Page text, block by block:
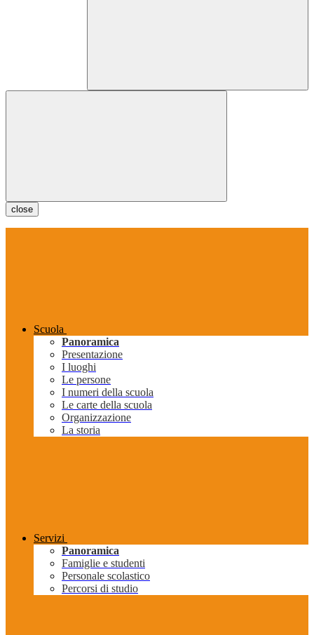
close
Scuola
Panoramica
Presentazione
I luoghi
Le persone
I numeri della scuola
Le carte della scuola
Organizzazione
La storia
Servizi
Panoramica
Famiglie e studenti
Personale scolastico
Percorsi di studio